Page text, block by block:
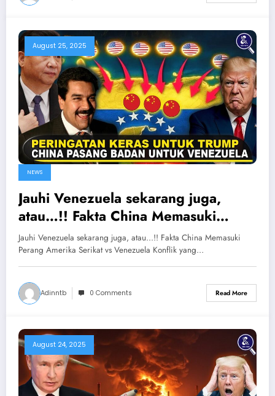
August 25, 2025
NEWS
Jauhi Venezuela sekarang juga,
atau…!! Fakta China Memasuki
Perang Amerika Serikat vs
Venezuela
Jauhi Venezuela sekarang juga, atau...!! Fakta China Memasuki
Perang Amerika Serikat vs Venezuela Konflik yang…
Adinntb 0 Comments Read More
August 24, 2025